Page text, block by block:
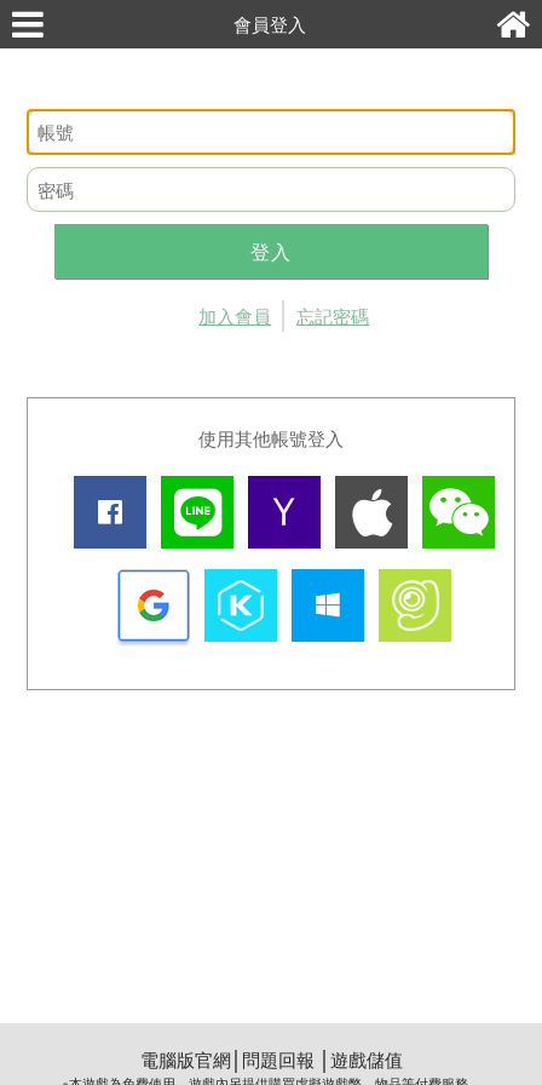
會員登入
登入
加入會員 忘記密碼
使用其他帳號登入
電腦版官網 問題回報 遊戲儲值